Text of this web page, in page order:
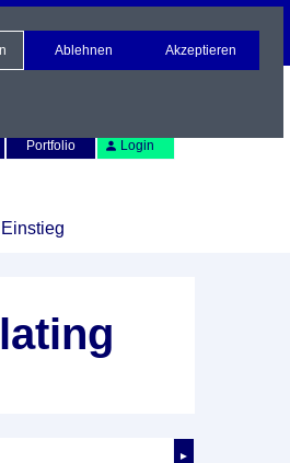
Portfolio Login
Einstieg
►
Ablehnen Akzeptieren